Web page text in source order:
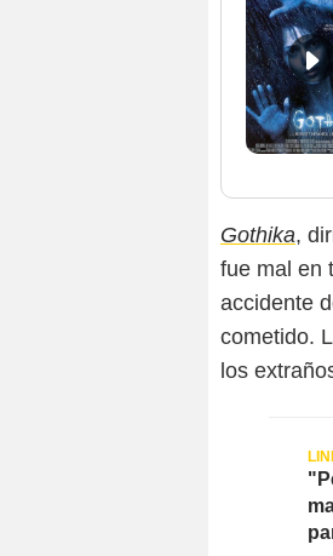
Gothika,
fue mal en
accidente
cometido.
los